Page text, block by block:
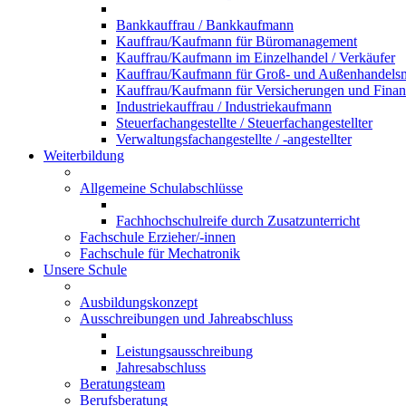
Bankkauffrau / Bankkaufmann
Kauffrau/Kaufmann für Büromanagement
Kauffrau/Kaufmann im Einzelhandel / Verkäufer
Kauffrau/Kaufmann für Groß- und
Kauffrau/Kaufmann für Versicherungen und
Industriekauffrau / Industriekaufmann
Steuerfachangestellte / Steuerfachangestellter
Verwaltungsfachangestellte / -angestellter
Weiterbildung
Allgemeine Schulabschlüsse
Fachhochschulreife durch Zusatzunterricht
Fachschule Erzieher/-innen
Fachschule für Mechatronik
Unsere Schule
Ausbildungskonzept
Ausschreibungen und Jahreabschluss
Leistungsausschreibung
Jahresabschluss
Beratungsteam
Berufsberatung